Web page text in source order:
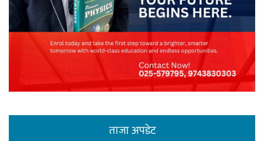
ताजा अपडेट